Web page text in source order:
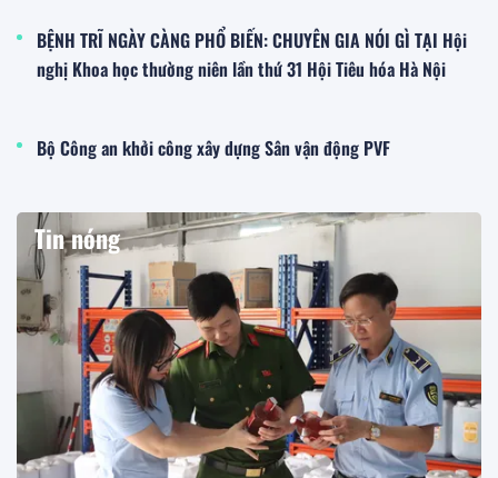
BỆNH TRĨ NGÀY CÀNG PHỔ BIẾN: CHUYÊN GIA NÓI GÌ TẠI Hội
nghị Khoa học thường niên lần thứ 31 Hội Tiêu hóa Hà Nội
Bộ Công an khởi công xây dựng Sân vận động PVF
Tin nóng